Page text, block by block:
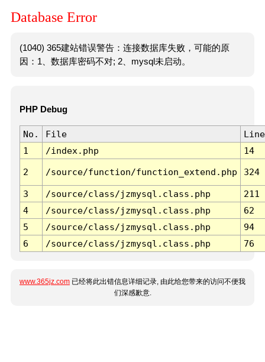
Database Error
(1040) 365建站错误警告：连接数据库失败，可能的原
因：1、数据库密码不对; 2、mysql未启动。
PHP Debug
No. File
Line
1
/index.php 14
2 /source/function/function_extend.php 324
3 /source/class/jzmysql.class.php
211
4
/source/class/jzmysql.class.php
62
5
/source/class/jzmysql.class.php
94
6
/source/class/jzmysql.class.php 76
www.365jz.com 已经将此出错信息详细记录, 由此给您带来的访问不便我
们深感歉意.